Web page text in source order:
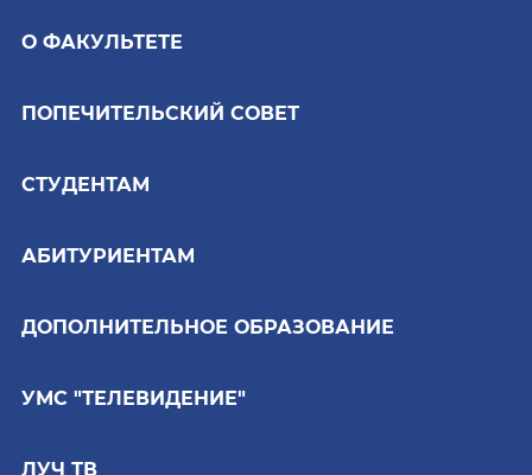
О ФАКУЛЬТЕТЕ
ПОПЕЧИТЕЛЬСКИЙ СОВЕТ
СТУДЕНТАМ
АБИТУРИЕНТАМ
ДОПОЛНИТЕЛЬНОЕ ОБРАЗОВАНИЕ
УМС "ТЕЛЕВИДЕНИЕ"
ЛУЧ ТВ